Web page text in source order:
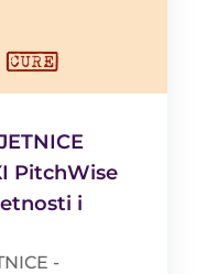
PitchWise
i
-